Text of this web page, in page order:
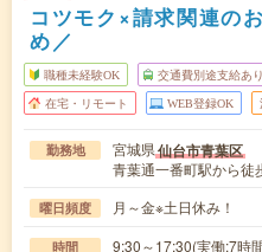
コツモク×請求関連の
め／
職種未経験OK 交通費別途支給あり
在宅・リモート WEB登録OK
勤務地 宮城県仙台市青葉区
青葉通一番町駅から徒
曜日頻度 月～金※土日休み！
時間 9:30～17:30(実働:7時